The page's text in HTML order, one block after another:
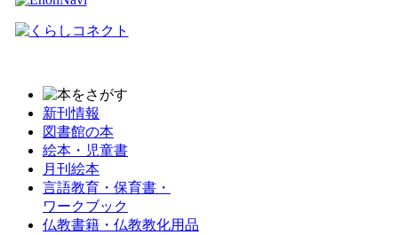
新刊情報
図書館の本
絵本・児童書
月刊絵本
言語教育・保育書・
ワークブック
仏教書籍・仏教教化用品